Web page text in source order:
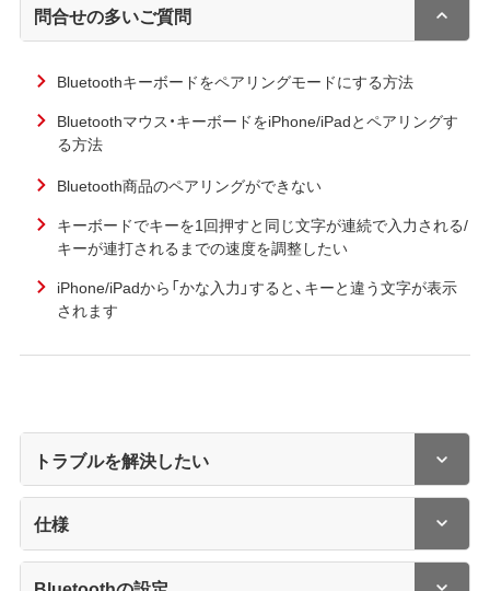
問合せの多いご質問
Bluetoothキーボードをペアリングモードにする方法
Bluetoothマウス・キーボードをiPhone/iPadとペアリングす
る方法
Bluetooth商品のペアリングができない
キーボードでキーを1回押すと同じ文字が連続で入力される/
キーが連打されるまでの速度を調整したい
iPhone/iPadから「かな入力」すると、キーと違う文字が表示
されます
トラブルを解決したい
仕様